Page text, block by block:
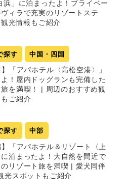
浜」に泊まったよ！プライベー
ヴィラで充実のリゾートステ
光情報もご紹介
探す 中国・四国
】「アパホテル〈高松空港〉」
！屋内ドッグランも完備した
を満喫！ | 周辺のおすすめ観
ご紹介
探す 中部
】「アパホテル＆リゾート〈上
泊まったよ！大自然を間近で
リゾート旅を満喫 | 愛犬同伴
光スポットもご紹介